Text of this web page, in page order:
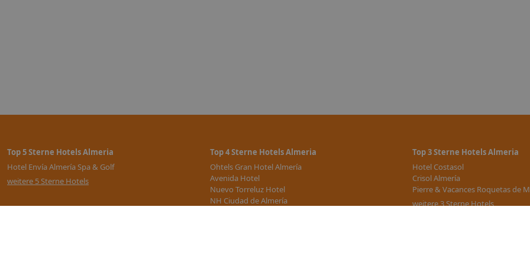
Top 5 Sterne Hotels Almeria
Hotel Envía Almería Spa & Golf
weitere 5 Sterne Hotels
Top 4 Sterne Hotels Almeria
Ohtels Gran Hotel Almería
Avenida Hotel
Nuevo Torreluz Hotel
NH Ciudad de Almería
Top 3 Sterne Hotels Almeria
Hotel Costasol
Crisol Almería
Pierre & Vacances Roquetas de
weitere 3 Sterne Hotels